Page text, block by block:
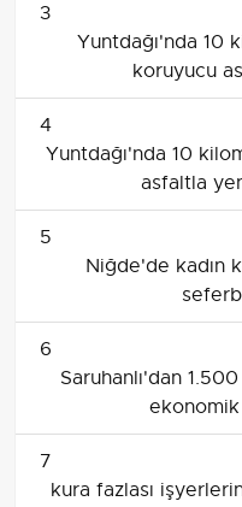
3
Yuntdağı'nda 10
koruyucu
4
Yuntdağı'nda 10
asfaltla
5
Niğde'de kadın
6
Saruhanlı'dan
ekonomik
7
kura fazlası